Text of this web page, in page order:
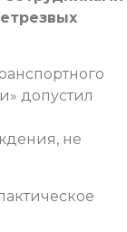
допустил
не